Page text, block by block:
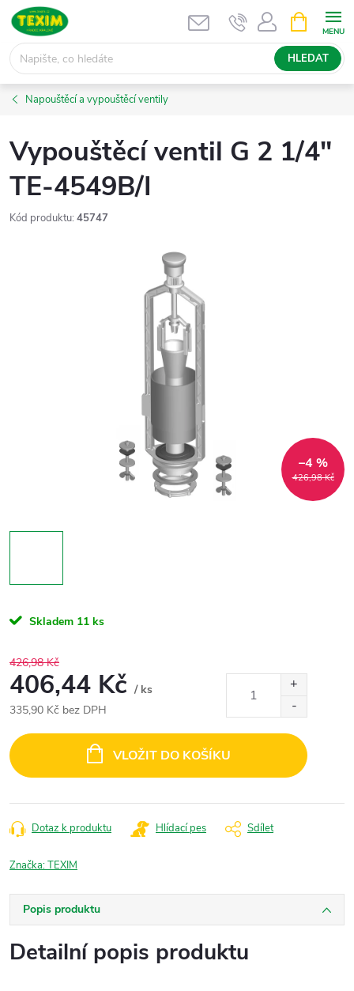
Přejít
obsah
HLEDAT
NÁKUPNÍ
KOŠÍK
Napouštěcí a vypouštěcí ventily
Vypouštěcí ventil G 2 1/4"
TE-4549B/I
Kód produktu: 45747
426,98 Kč
–4 %
Skladem 11 ks
426,98 Kč
406,44 Kč / ks
335,90 Kč bez DPH
cena:
VLOŽIT DO KOŠÍKU
Dotaz k produktu Hlídací pes Sdílet
Značka:TEXIM
Popis produktu
Detailní popis produktu